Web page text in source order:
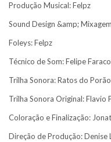
Produção Musical: Felpz
Sound Design &amp;
Foleys: Felpz
Técnico de Som: Felipe Faraco
Trilha Sonora: Ratos do Porão
Trilha Sonora Original: Flavio
Coloração e Finalização:
Direção de Produção: Denise